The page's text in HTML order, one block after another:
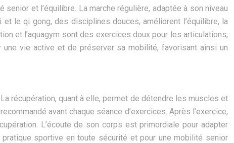
et l’équilibre. La marche régulière, adaptée à son niveau
le qi gong, des disciplines douces, améliorent l’équilibre, la
et l’aquagym sont des exercices doux pour les articulations,
vie active et de préserver sa mobilité, favorisant ainsi un
récupération, quant à elle, permet de détendre les muscles et
avant chaque séance d’exercices. Après l’exercice,
L’écoute de son corps est primordiale pour adapter
sportive en toute sécurité et pour une mobilité senior